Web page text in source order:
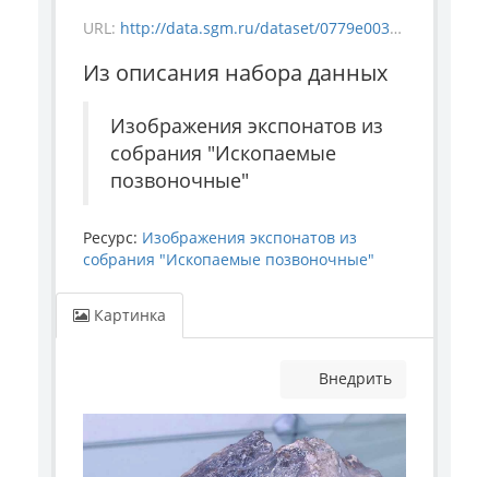
URL: http://data.sgm.ru/dataset/0779e003-a6be-4363-bd84-0ae696d3d0ba/resource/1ddbdbb6-550e-474a-8923-840aeb3e80ac/download/vertebrate_4739.jpg
Из описания набора данных
Изображения экспонатов из
собрания "Ископаемые
позвоночные"
Ресурс: Изображения экспонатов из
собрания "Ископаемые позвоночные"
Картинка
Внедрить